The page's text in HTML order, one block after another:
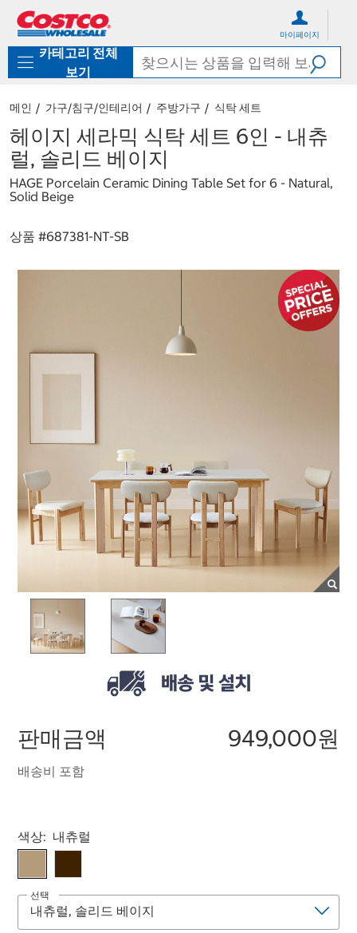
로
기
가
마이페이지
카테고리 전체
보기
메인 가구/침구/인테리어 주방가구 식탁 세트
헤이지 세라믹 식탁 세트 6인 - 내츄
럴, 솔리드 베이지
HAGE Porcelain Ceramic Dining Table Set for 6 - Natural,
Solid Beige
상품 #687381-NT-SB
판매금액 949,000원
배송비 포함
Select product
색상: 내츄럴
선택